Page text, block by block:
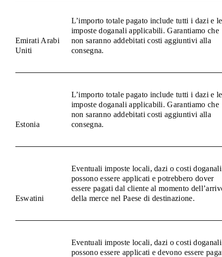
Emirati Arabi
Uniti
L’importo totale pagato include tutti i dazi e le
imposte doganali applicabili. Garantiamo che
non saranno addebitati costi aggiuntivi alla
consegna.
Estonia
L’importo totale pagato include tutti i dazi e le
imposte doganali applicabili. Garantiamo che
non saranno addebitati costi aggiuntivi alla
consegna.
Eswatini
Eventuali imposte locali, dazi o costi doganali
possono essere applicati e potrebbero dover
essere pagati dal cliente al momento
della merce nel Paese di destinazione.
Eventuali imposte locali, dazi o costi doganali
possono essere applicati e devono essere